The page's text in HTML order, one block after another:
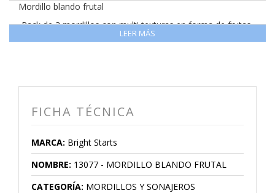
Mordillo blando frutal
-Pack de 3 mordillos con multi texturas en forma de frutas
-Libres de BPA
LEER MÁS
FICHA TÉCNICA
MARCA: Bright Starts
NOMBRE: 13077 - MORDILLO BLANDO FRUTAL
CATEGORÍA: MORDILLOS Y SONAJEROS